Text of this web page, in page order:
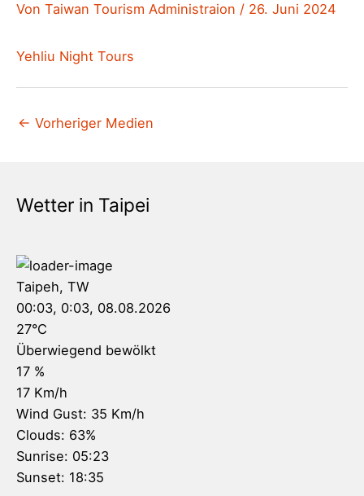
Von Taiwan Tourism Administraion / 26. Juni 2024
Yehliu Night Tours
← Vorheriger Medien
Wetter in Taipei
Taipeh, TW
00:03, 0:03, 08.08.2026
27°C
Überwiegend bewölkt
17 %
17 Km/h
Wind Gust: 35 Km/h
Clouds: 63%
Sunrise: 05:23
Sunset: 18:35